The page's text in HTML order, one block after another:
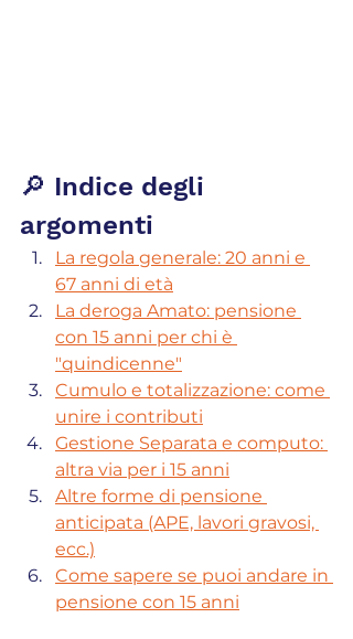
🔎 Indice degli
argomenti
La regola generale: 20 anni e
67 anni di età
La deroga Amato: pensione
con 15 anni per chi è
"quindicenne"
Cumulo e totalizzazione: come
unire i contributi
Gestione Separata e computo:
altra via per i 15 anni
Altre forme di pensione
anticipata (APE, lavori gravosi,
ecc.)
Come sapere se puoi andare in
pensione con 15 anni